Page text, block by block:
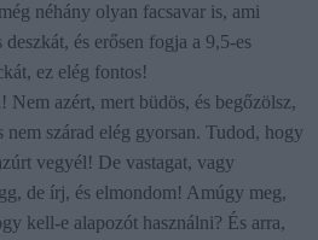
néhány olyan facsavar is, ami
és erősen fogja a 9,5-es
ez elég fontos!
Nem azért, mert büdös, és begőzölsz,
nem szárad elég gyorsan. Tudod, hogy
vegyél! De vastagat, vagy
de írj, és elmondom! Amúgy meg,
kell-e alapozót használni? És arra,